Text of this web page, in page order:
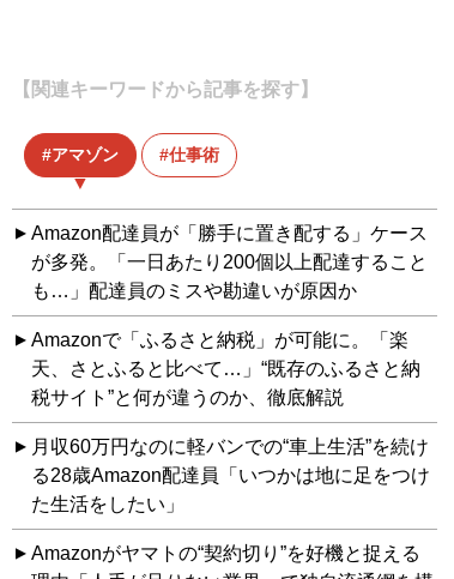
【関連キーワードから記事を探す】
アマゾン 仕事術
Amazon配達員が「勝手に置き配する」ケース
が多発。「一日あたり200個以上配達すること
も…」配達員のミスや勘違いが原因か
Amazonで「ふるさと納税」が可能に。「楽
天、さとふると比べて…」“既存のふるさと納
税サイト”と何が違うのか、徹底解説
月収60万円なのに軽バンでの“車上生活”を続け
る28歳Amazon配達員「いつかは地に足をつけ
た生活をしたい」
Amazonがヤマトの“契約切り”を好機と捉える